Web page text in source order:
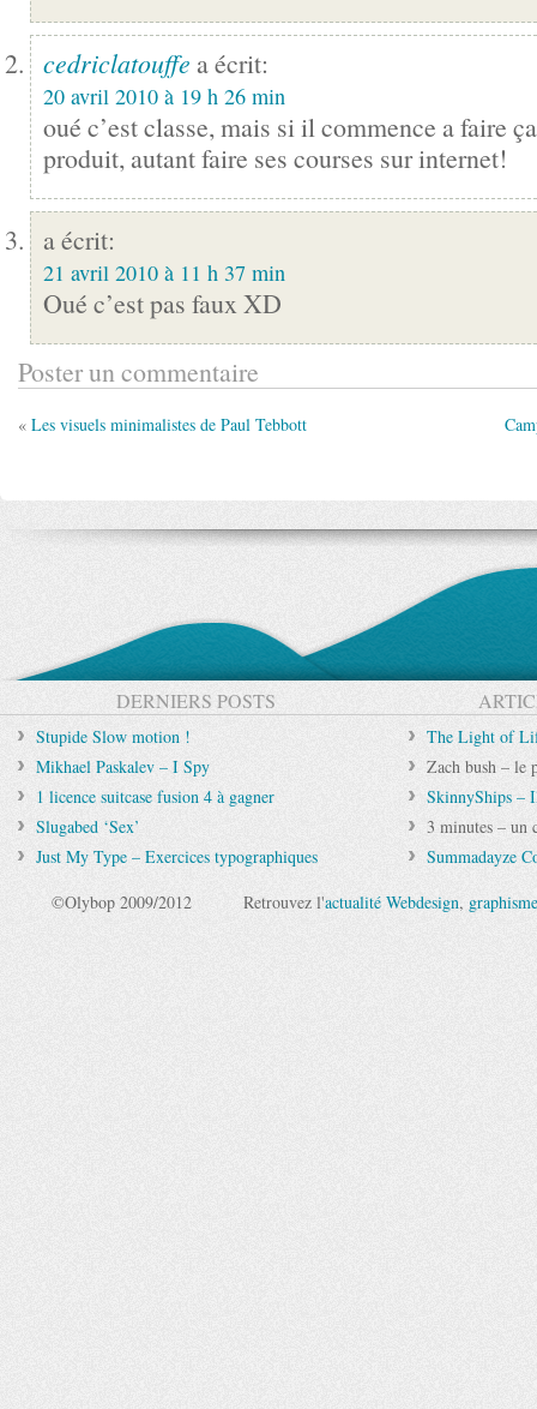
cedriclatouffe a écrit:
20 avril 2010 à 19 h 26 min
oué c’est classe, mais si il commence a faire
produit, autant faire ses courses sur internet!
a écrit:
21 avril 2010 à 11 h 37 min
Oué c’est pas faux XD
Poster un commentaire
« Les visuels minimalistes de Paul Tebbott
DERNIERS POSTS
Stupide Slow motion !
Mikhael Paskalev – I Spy
1 licence suitcase fusion 4 à gagner
Slugabed ‘Sex’
Just My Type – Exercices typographiques
The Light of
Zach bush – le
SkinnyShips –
3 minutes – un
Summadayze
©Olybop 2009/2012
Retrouvez l'actualité Webdesign, graphisme